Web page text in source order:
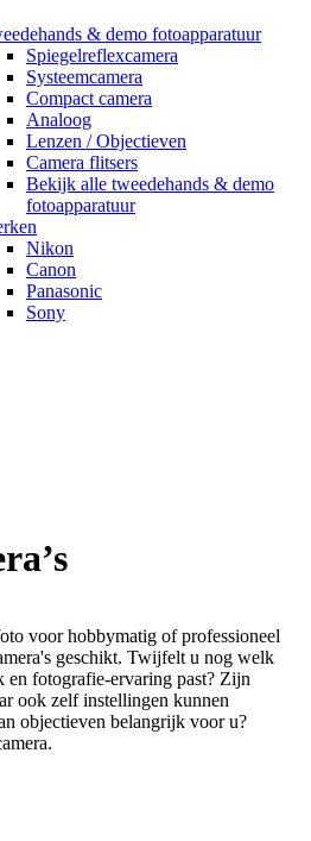
& demo fotoapparatuur
Spiegelreflexcamera
Systeemcamera
Compact camera
Analoog
Lenzen / Objectieven
Camera flitsers
Bekijk alle tweedehands & demo
fotoapparatuur
Nikon
Canon
Panasonic
Sony
voor hobbymatig of professioneel
geschikt. Twijfelt u nog welk
en fotografie-ervaring past? Zijn
ook zelf instellingen kunnen
objectieven belangrijk voor u?